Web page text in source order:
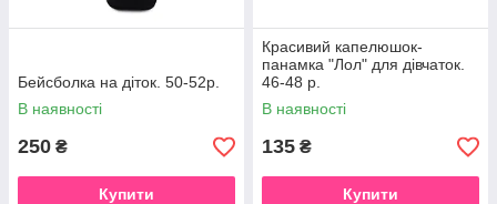
Бейсболка на діток. 50-52р.
В наявності
250 ₴
Купити
Красивий капелюшок-
панамка "Лол" для дівчаток.
46-48 р.
В наявності
135 ₴
Купити